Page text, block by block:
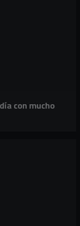
con mucho